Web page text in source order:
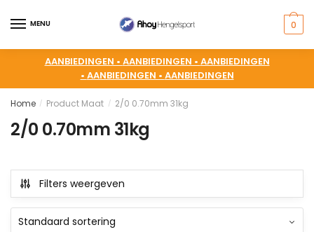
MENU 0
AANBIEDINGEN • AANBIEDINGEN • AANBIEDINGEN
• AANBIEDINGEN • AANBIEDINGEN
Home / Product Maat / 2/0 0.70mm 31kg
2/0 0.70mm 31kg
Filters weergeven